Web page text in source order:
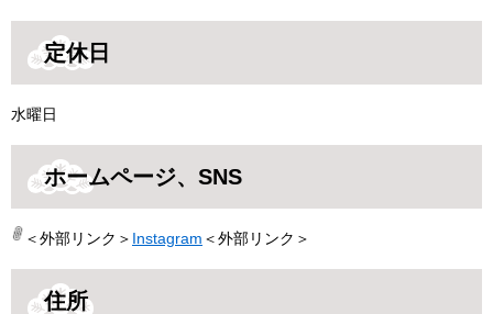
定休日
水曜日
ホームページ、SNS
＜外部リンク＞ Instagram ＜外部リンク＞
住所